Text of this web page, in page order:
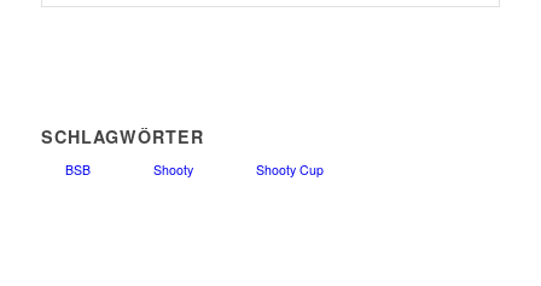
SCHLAGWÖRTER
BSB Shooty Shooty Cup